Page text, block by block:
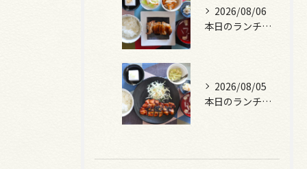
2026/08/06
本日のランチは、照焼きチキン！
2026/08/05
本日のランチは、ロース豚カツ梅はさみ！